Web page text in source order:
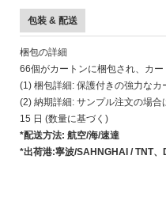
包装 & 配送
梱包の詳細
66個がカートンに梱包され、カ
(1) 梱包詳細: 保護付きの強力なカ
(2) 納期詳細: サンプル注文の場
15 日 (数量に基づく)
*配送方法: 航空/海/速達
*出荷港:寧波/SAHNGHAI / TNT